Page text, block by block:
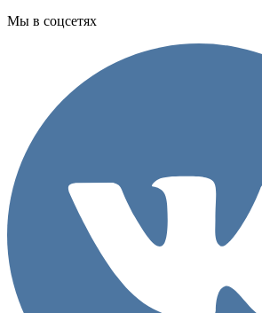
Мы в соцсетях